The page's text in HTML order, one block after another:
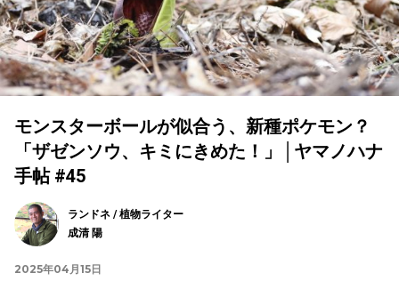
モンスターボールが似合う、新種ポケモン？
「ザゼンソウ、キミにきめた！」│ヤマノハナ
手帖 #45
ランドネ / 植物ライター
成清 陽
2025年04月15日